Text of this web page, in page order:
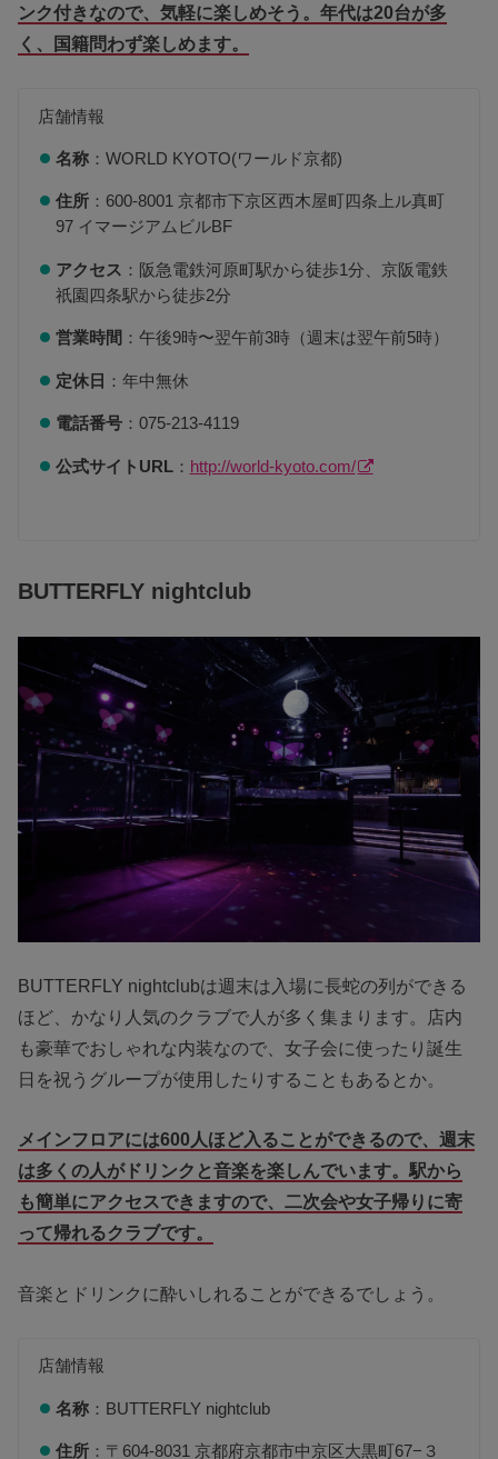
ンク付きなので、気軽に楽しめそう。年代は20台が多
く、国籍問わず楽しめます。
店舗情報
名称：WORLD KYOTO(ワールド京都)
住所：600-8001 京都市下京区西木屋町四条上ル真町
97 イマージアムビルBF
アクセス ：阪急電鉄河原町駅から徒歩1分、京阪電鉄
祇園四条駅から徒歩2分
営業時間 ：午後9時〜翌午前3時（週末は翌午前5時）
定休日 ：年中無休
電話番号：075-213-4119
公式サイトURL： http://world-kyoto.com/
BUTTERFLY nightclub
BUTTERFLY nightclubは週末は入場に長蛇の列ができる
ほど、かなり人気のクラブで人が多く集まります。店内
も豪華でおしゃれな内装なので、女子会に使ったり誕生
日を祝うグループが使用したりすることもあるとか。
メインフロアには600人ほど入ることができるので、週末
は多くの人がドリンクと音楽を楽しんでいます。駅から
も簡単にアクセスできますので、二次会や女子帰りに寄
って帰れるクラブです。
音楽とドリンクに酔いしれることができるでしょう。
店舗情報
名称：BUTTERFLY nightclub
住所：〒604-8031 京都府京都市中京区大黒町67−３